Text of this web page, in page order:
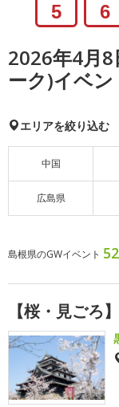
5 6
2026年4月8
ーク)イベン
エリアを絞り込む
中国
広島県
島根県のGWイベント 52
【桜・見ごろ